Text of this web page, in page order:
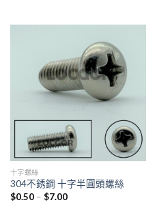
十字螺絲
304不銹鋼 十字半圓頭螺絲
$0.50– $7.00